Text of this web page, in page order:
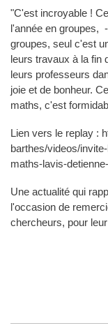
"C'est incroyable !
l'année en groupes,
groupes, seul c'est
leurs travaux à la fin
leurs professeurs
joie et de bonheur.
maths, c'est
Lien vers le replay :
barthes/videos/
maths-lavis-
Une actualité qui
l'occasion de
chercheurs, pour